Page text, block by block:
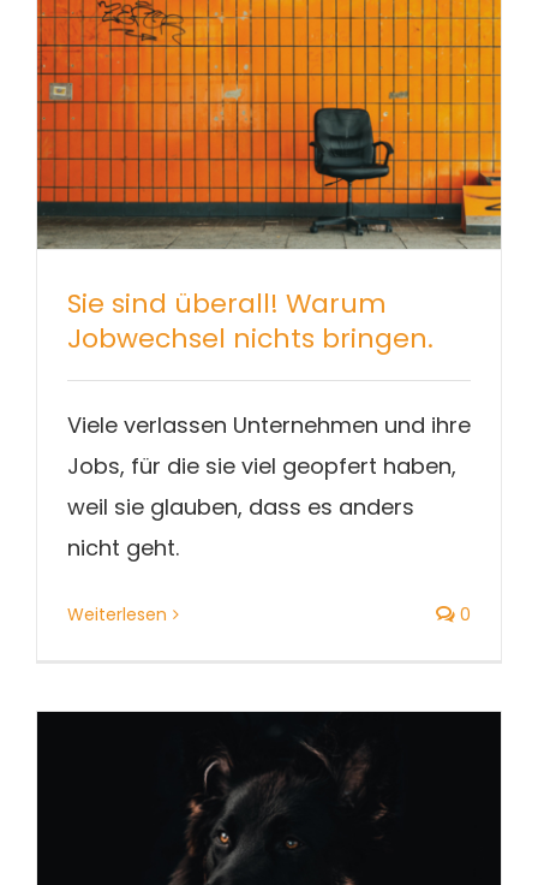
Sie sind überall! Warum
Jobwechsel nichts bringen.
Viele verlassen Unternehmen und ihre
Jobs, für die sie viel geopfert haben,
weil sie glauben, dass es anders
nicht geht.
Weiterlesen 0